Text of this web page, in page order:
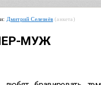
Дмитрий Селезнёв (анкета)
МУЖ